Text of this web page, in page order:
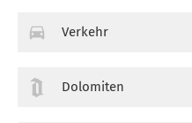
Verkehr
Dolomiten